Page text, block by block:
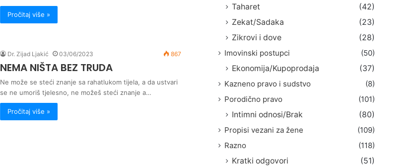
Pročitaj više »
Dr. Zijad Ljakić 03/06/2023 867
NEMA NIŠTA BEZ TRUDA
Ne može se steći znanje sa rahatlukom tijela, a da ustvari
se ne umoriš tjelesno, ne možeš steći znanje a…
Pročitaj više »
Taharet
(42)
Zekat/Sadaka
(23)
Zikrovi i dove
(28)
Imovinski postupci
(50)
Ekonomija/Kupoprodaja
(37)
Kazneno pravo i sudstvo
(8)
Porodično pravo
(101)
Intimni odnosi/Brak
(80)
Propisi vezani za žene
(109)
Razno
(118)
Kratki odgovori
(51)